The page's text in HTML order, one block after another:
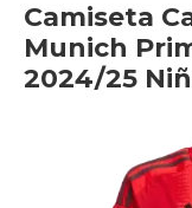
Camiseta
Munich
2024/25